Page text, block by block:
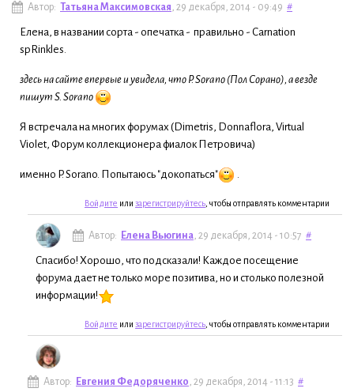
Автор: Татьяна Максимовская , 29 декабря, 2014 - 09:49 #
Елена, в названии сорта - опечатка - правильно - Carnation
spRinkles.
здесь на сайте впервые и увидела, что P. Sorano (Пол Сорано), а везде
пишут S. Sorano
Я встречала на многих форумах (Dimetris, Donnaflora, Virtual
Violet, Форум коллекционера фиалок Петровича)
именно P. Sorano. Попытаюсь "докопаться" .
Войдите или зарегистрируйтесь , чтобы отправлять комментарии
Автор: Елена Вьюгина , 29 декабря, 2014 - 10:57 #
Спасибо! Хорошо, что подсказали! Каждое посещение
форума дает не только море позитива, но и столько полезной
информации!
Войдите или зарегистрируйтесь , чтобы отправлять комментарии
Автор: Евгения Федоряченко , 29 декабря, 2014 - 11:13 #